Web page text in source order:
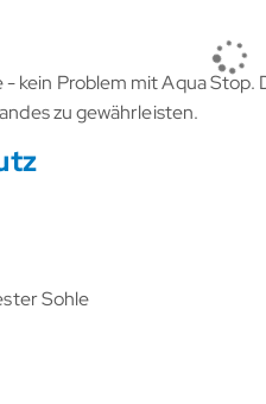
Problem mit Aqua
zu gewährleisten.
Sohle